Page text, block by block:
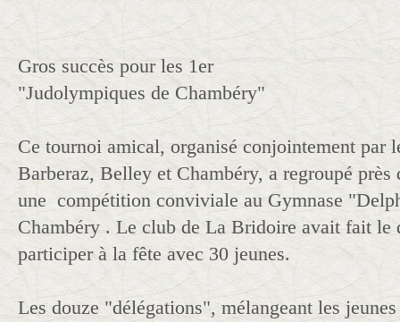
Gros succès pour les 1er
"Judolympiques de Chambéry"
Ce tournoi amical, organisé conjointement par
Barberaz, Belley et Chambéry, a regroupé
une compétition conviviale au Gymnase
Chambéry . Le club de La Bridoire avait fait le
participer à la fête avec 30 jeunes.
Les douze "délégations", mélangeant les